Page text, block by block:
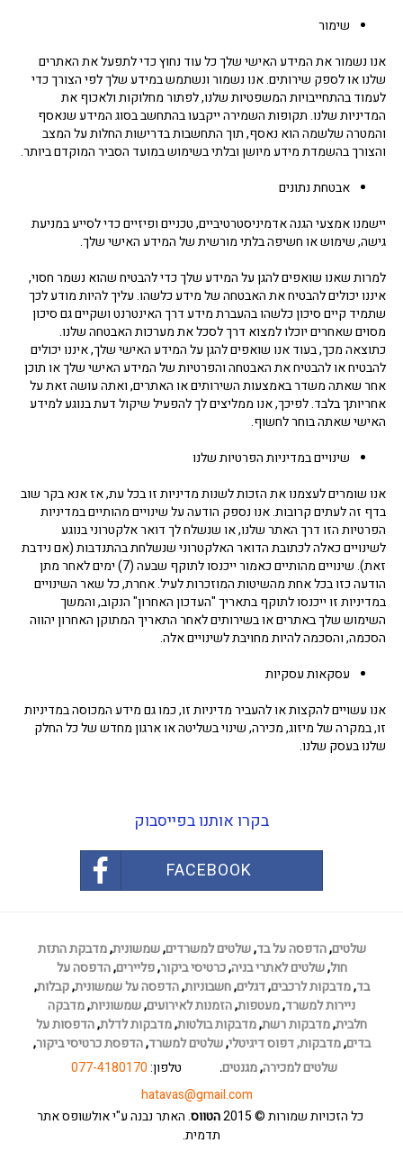
שימור
אנו נשמור את המידע האישי שלך כל עוד נחוץ כדי לתפעל את האתרים
שלנו או לספק שירותים. אנו נשמור ונשתמש במידע שלך לפי הצורך כדי
לעמוד בהתחייבויות המשפטיות שלנו, לפתור מחלוקות ולאכוף את
המדיניות שלנו. תקופות השמירה ייקבעו בהתחשב בסוג המידע שנאסף
והמטרה שלשמה הוא נאסף, תוך התחשבות בדרישות החלות על המצב
והצורך בהשמדת מידע מיושן ובלתי בשימוש במועד הסביר המוקדם ביותר.
אבטחת נתונים
יישמנו אמצעי הגנה אדמיניסטרטיביים, טכניים ופיזיים כדי לסייע במניעת
גישה, שימוש או חשיפה בלתי מורשית של המידע האישי שלך.
למרות שאנו שואפים להגן על המידע שלך כדי להבטיח שהוא נשמר חסוי,
איננו יכולים להבטיח את האבטחה של מידע כלשהו. עליך להיות מודע לכך
שתמיד קיים סיכון כלשהו בהעברת מידע דרך האינטרנט ושקיים גם סיכון
מסוים שאחרים יוכלו למצוא דרך לסכל את מערכות האבטחה שלנו.
כתוצאה מכך, בעוד אנו שואפים להגן על המידע האישי שלך, איננו יכולים
להבטיח או להבטיח את האבטחה והפרטיות של המידע האישי שלך או תוכן
אחר שאתה משדר באמצעות השירותים או האתרים, ואתה עושה זאת על
אחריותך בלבד. לפיכך, אנו ממליצים לך להפעיל שיקול דעת בנוגע למידע
האישי שאתה בוחר לחשוף.
שינויים במדיניות הפרטיות שלנו
אנו שומרים לעצמנו את הזכות לשנות מדיניות זו בכל עת, אז אנא בקר שוב
בדף זה לעתים קרובות. אנו נספק הודעה על שינויים מהותיים במדיניות
הפרטיות הזו דרך האתר שלנו, או שנשלח לך דואר אלקטרוני בנוגע
לשינויים כאלה לכתובת הדואר האלקטרוני שנשלחת בהתנדבות (אם נידבת
זאת). שינויים מהותיים כאמור ייכנסו לתוקף שבעה (7) ימים לאחר מתן
הודעה כזו בכל אחת מהשיטות המוזכרות לעיל. אחרת, כל שאר השינויים
במדיניות זו ייכנסו לתוקף בתאריך "העדכון האחרון" הנקוב, והמשך
השימוש שלך באתרים או בשירותים לאחר התאריך המתוקן האחרון יהווה
הסכמה, והסכמה להיות מחויבת לשינויים אלה.
עסקאות עסקיות
אנו עשויים להקצות או להעביר מדיניות זו, כמו גם מידע המכוסה במדיניות
זו, במקרה של מיזוג, מכירה, שינוי בשליטה או ארגון מחדש של כל החלק
שלנו בעסק שלנו.
בקרו אותנו בפייסבוק
FACEBOOK
שלטים,הדפסה על בד,שלטים למשרדים,שמשונית,מדבקת התזת
חול,שלטים לאתרי בניה,כרטיסי ביקור,פליירים,הדפסה על
בד,מדבקות לרכבים,דגלים,חשבוניות,הדפסה על שמשונית,קבלות,
ניירות למשרד,מעטפות,הזמנות לאירועים,שמשוניות,מדבקה
חלבית,מדבקות רשת,מדבקות בולטות,מדבקות לדלת,הדפסות על
בדים,מדבקות,דפוס דיגיטלי,שלטים למשרד,הדפסת כרטיסי ביקור,
שלטים למכירה,מגנטים. טלפון:077-4180170
hatavas@gmail.com
כל הזכויות שמורות© 2015 הטווס. האתר נבנה ע"י אולשופסאתר
תדמית.